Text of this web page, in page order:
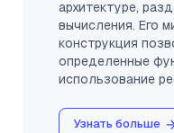
архитектуре,
вычисления. Его
конструкция
определенные
использование
Узнать больше